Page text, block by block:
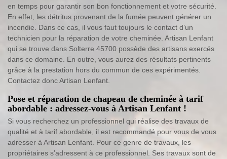
en temps pour garantir son bon fonctionnement et votre sécurité.
En effet, les détritus provenant de la fumée peuvent générer un
incendie. Dans ce cas, il vous faut toujours le contact d’un
technicien pour la réparation de votre cheminée. Artisan Lenfant
qui se trouve dans Solterre 45700 possède des artisans exercés
dans ce domaine. En outre, vous aurez des résultats pertinents
grâce à la prestation hors du commun de ces expérimentés.
Contactez donc Artisan Lenfant.
Pose et réparation de chapeau de cheminée à tarif
abordable : adressez-vous à Artisan Lenfant !
Si vous recherchez un professionnel qui réalise des travaux de
qualité et à tarif abordable, il est recommandé pour vous de vous
adresser à Artisan Lenfant. Pour ce genre de travaux, les
propriétaires s’adressent à ce professionnel. Ses travaux sont de